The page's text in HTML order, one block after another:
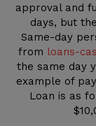
approval and
days, but
Same-day
from loans-
the same day
example of
Loan is as